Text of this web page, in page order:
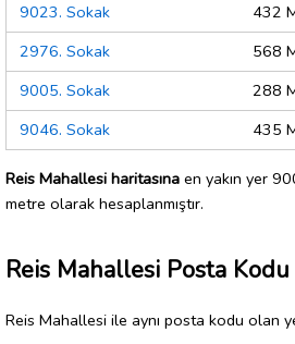
9023. Sokak
432
2976. Sokak
568
9005. Sokak
288
9046. Sokak
435
Reis Mahallesi haritasına en yakın yer
metre olarak hesaplanmıştır.
Reis Mahallesi Posta
Reis Mahallesi ile aynı posta kodu olan